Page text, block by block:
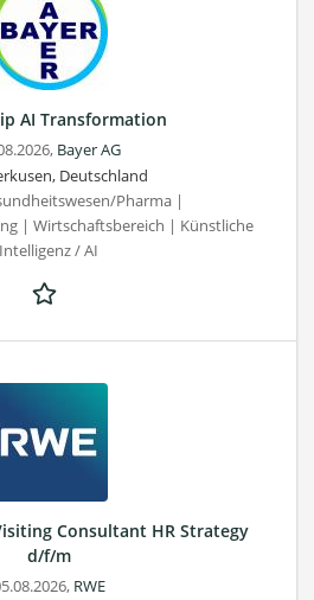
AI Transformation
Bayer AG
Deutschland
Pharma |
| Wirtschaftsbereich | Künstliche
Intelligenz / AI
Consultant HR Strategy
d/f/m
RWE